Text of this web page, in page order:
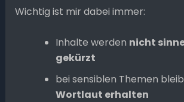
Wichtig ist mir dabei immer:
Inhalte werden nicht
gekürzt
bei sensiblen Themen
Wortlaut erhalten